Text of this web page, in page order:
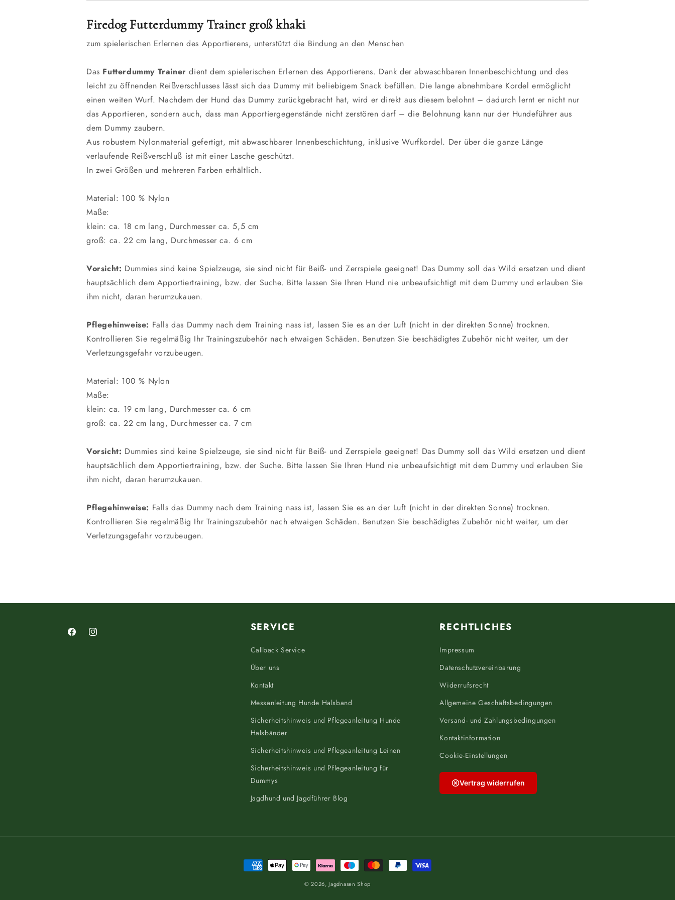
Firedog Futterdummy Trainer groß khaki
zum spielerischen Erlernen des Apportierens, unterstützt die Bindung an den Menschen
Das Futterdummy Trainerdient dem spielerischen Erlernen des Apportierens. Dank der abwaschbaren Innenbeschichtung und des
leicht zu öffnenden Reißverschlusses lässt sich das Dummy mit beliebigem Snack befüllen. Die lange abnehmbare Kordel ermöglicht
einen weiten Wurf. Nachdem der Hund das Dummy zurückgebracht hat, wird er direkt aus diesem belohnt – dadurch lernt er nicht nur
das Apportieren, sondern auch, dass man Apportiergegenstände nicht zerstören darf – die Belohnung kann nur der Hundeführer aus
dem Dummy zaubern.
Aus robustem Nylonmaterial gefertigt, mit abwaschbarer Innenbeschichtung, inklusive Wurfkordel. Der über die ganze Länge
verlaufende Reißverschluß ist mit einer Lasche geschützt.
In zwei Größen und mehreren Farben erhältlich.
Material: 100 % Nylon
Maße:
klein: ca. 18 cm lang, Durchmesser ca. 5,5 cm
groß: ca. 22 cm lang, Durchmesser ca. 6 cm
Vorsicht: Dummies sind keine Spielzeuge, sie sind nicht für Beiß- und Zerrspiele geeignet! Das Dummy soll das Wild ersetzen und dient
hauptsächlich dem Apportiertraining, bzw. der Suche. Bitte lassen Sie Ihren Hund nie unbeaufsichtigt mit dem Dummy und erlauben Sie
ihm nicht, daran herumzukauen.
Pflegehinweise: Falls das Dummy nach dem Training nass ist, lassen Sie es an der Luft (nicht in der direkten Sonne) trocknen.
Kontrollieren Sie regelmäßig Ihr Trainingszubehör nach etwaigen Schäden. Benutzen Sie beschädigtes Zubehör nicht weiter, um der
Verletzungsgefahr vorzubeugen.
Material: 100 % Nylon
Maße:
klein: ca. 19 cm lang, Durchmesser ca. 6 cm
groß: ca. 22 cm lang, Durchmesser ca. 7 cm
Vorsicht: Dummies sind keine Spielzeuge, sie sind nicht für Beiß- und Zerrspiele geeignet! Das Dummy soll das Wild ersetzen und dient
hauptsächlich dem Apportiertraining, bzw. der Suche. Bitte lassen Sie Ihren Hund nie unbeaufsichtigt mit dem Dummy und erlauben Sie
ihm nicht, daran herumzukauen.
Pflegehinweise: Falls das Dummy nach dem Training nass ist, lassen Sie es an der Luft (nicht in der direkten Sonne) trocknen.
Kontrollieren Sie regelmäßig Ihr Trainingszubehör nach etwaigen Schäden. Benutzen Sie beschädigtes Zubehör nicht weiter, um der
Verletzungsgefahr vorzubeugen.
FacebookInstagram
SERVICE
Callback Service
Über uns
Kontakt
Messanleitung Hunde Halsband
Sicherheitshinweis und Pflegeanleitung Hunde
Halsbänder
Sicherheitshinweis und Pflegeanleitung Leinen
Sicherheitshinweis und Pflegeanleitung für
Dummys
Jagdhund und Jagdführer Blog
RECHTLICHES
Impressum
Datenschutzvereinbarung
Widerrufsrecht
Allgemeine Geschäftsbedingungen
Versand- und Zahlungsbedingungen
Kontaktinformation
Cookie-Einstellungen
Vertrag widerrufen
Zahlungsmethoden
© 2026, Jagdnasen Shop